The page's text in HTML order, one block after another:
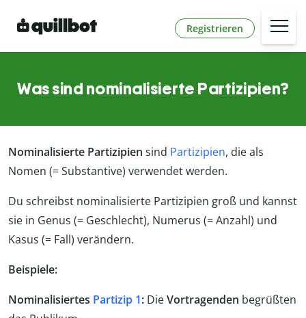
Registrieren
Was sind nominalisierte Partizipien?
Nominalisierte Partizipien sind Partizipien, die als
Nomen (= Substantive) verwendet werden.
Du schreibst nominalisierte Partizipien groß und kannst
sie in Genus (= Geschlecht), Numerus (= Anzahl) und
Kasus (= Fall) verändern.
Beispiele:
Nominalisiertes Partizip 1: DieVortragenden begrüßten